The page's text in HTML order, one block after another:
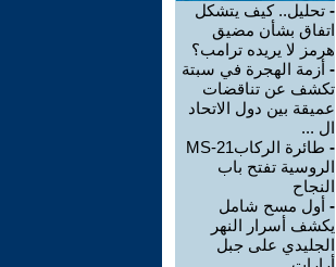
- تحليل.. كيف يتشكل
اتفاق بشأن مضيق
هرمز لا يريده ترامب؟
- أزمة الهجرة في سبتة
تكشف عن تناقضات
عميقة بين دول الاتحاد
ال ...
-
طائرة الركابMS-21
الروسية تفتح باب
النجاح
- أول مسح شامل
يكشف أسرار النهر
الجليدي على جبل